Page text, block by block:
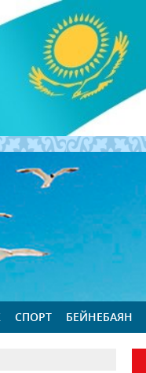
СПОРТ БЕЙНЕБАЯН